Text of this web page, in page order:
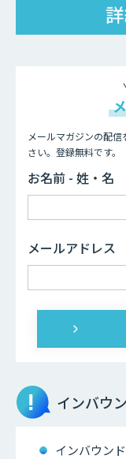
メールマガジンの配
さい。登録無料です。
お名前 - 姓・名
メールアドレス
インバウ
インバウン